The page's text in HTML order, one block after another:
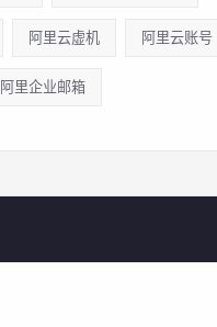
阿里云虚机 阿里云账号
阿里企业邮箱